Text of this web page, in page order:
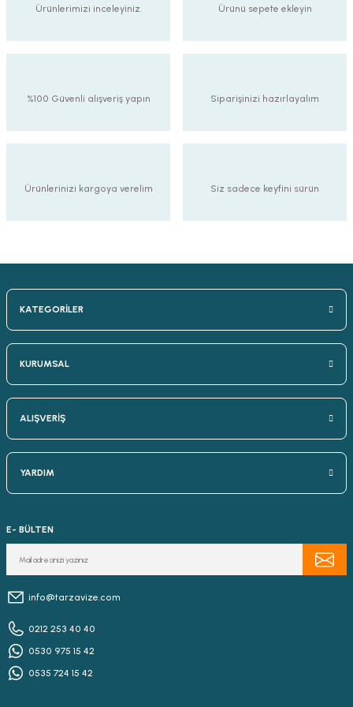
Ürünlerimizi inceleyiniz. Ürünü sepete ekleyin
%100 Güvenli alışveriş yapın Siparişinizi hazırlayalım
Ürünlerinizi kargoya verelim Siz sadece keyfini sürün
KATEGORİLER
KURUMSAL
ALIŞVERİŞ
YARDIM
E- BÜLTEN
info@tarzavize.com
0212 253 40 40
0530 975 15 42
0535 724 15 42